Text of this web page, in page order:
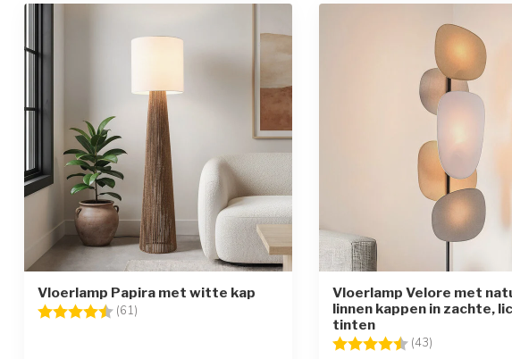
Vloerlamp Papira met witte kap
Beoordeling: (61)
Vloerlamp Velore met
linnen kappen in zachte,
tinten
Beoordeling: (43)